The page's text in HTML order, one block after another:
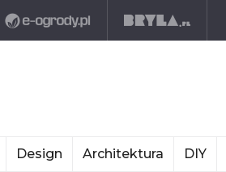
Design Architektura DIY